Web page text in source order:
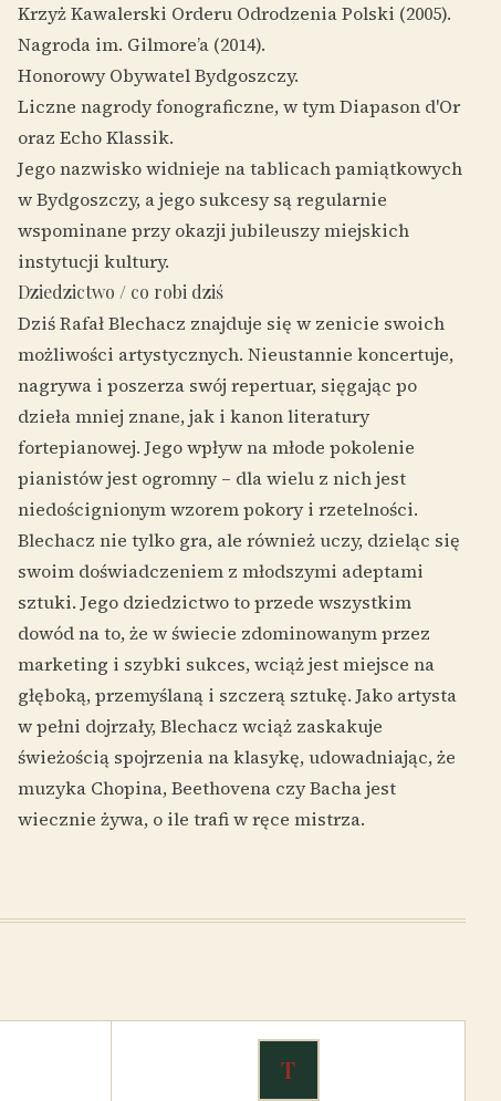
Krzyż Kawalerski Orderu Odrodzenia Polski (2005).
Nagroda im. Gilmore’a (2014).
Honorowy Obywatel Bydgoszczy.
Liczne nagrody fonograficzne, w tym Diapason d'Or
oraz Echo Klassik.
Jego nazwisko widnieje na tablicach pamiątkowych
w Bydgoszczy, a jego sukcesy są regularnie
wspominane przy okazji jubileuszy miejskich
instytucji kultury.
Dziedzictwo / co robi dziś
Dziś Rafał Blechacz znajduje się w zenicie swoich
możliwości artystycznych. Nieustannie koncertuje,
nagrywa i poszerza swój repertuar, sięgając po
dzieła mniej znane, jak i kanon literatury
fortepianowej. Jego wpływ na młode pokolenie
pianistów jest ogromny – dla wielu z nich jest
niedoścignionym wzorem pokory i rzetelności.
Blechacz nie tylko gra, ale również uczy, dzieląc się
swoim doświadczeniem z młodszymi adeptami
sztuki. Jego dziedzictwo to przede wszystkim
dowód na to, że w świecie zdominowanym przez
marketing i szybki sukces, wciąż jest miejsce na
głęboką, przemyślaną i szczerą sztukę. Jako artysta
w pełni dojrzały, Blechacz wciąż zaskakuje
świeżością spojrzenia na klasykę, udowadniając, że
muzyka Chopina, Beethovena czy Bacha jest
wiecznie żywa, o ile trafi w ręce mistrza.
T